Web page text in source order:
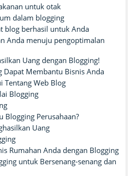
untuk otak
dalam blogging
blog berhasil untuk Anda
Anda menuju pengoptimalan
Uang dengan Blogging!
Dapat Membantu Bisnis Anda
Tentang Web Blog
Blogging
Blogging Perusahaan?
Uang
Rumahan Anda dengan Blogging
untuk Bersenang-senang dan